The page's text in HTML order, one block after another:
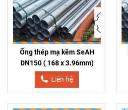
Ống thép mạ kẽm SeAH
DN150 ( 168 x 3.96mm)
Liên hệ